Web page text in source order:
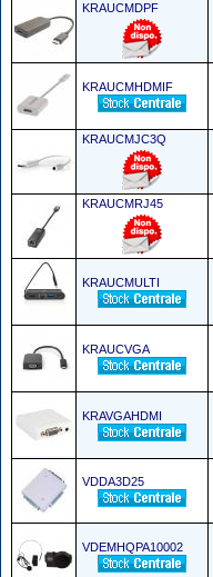
KRAUCMDPF
KRAUCMHDMIF
KRAUCMJC3Q
KRAUCMRJ45
KRAUCMULTI
KRAUCVGA
KRAVGAHDMI
VDDA3D25
VDEMHQPA10002